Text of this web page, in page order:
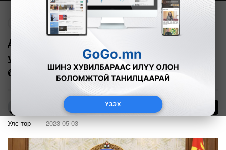
ҮЗЭХ
Д.Амарбаясгалан: Хүн амын тоотой
уялдуулан УИХ-ын гишүүдийн тоог 152
болгон нэмэгдүүлэхээр тусгалаа
Х.Көгершин
Улс төр 2023-05-03